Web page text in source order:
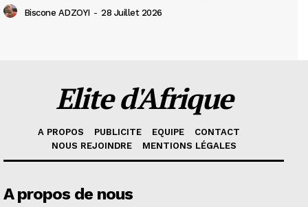
Biscone ADZOYI - 28 Juillet 2026
Elite d'Afrique
A PROPOS PUBLICITE EQUIPE
CONTACT
NOUS REJOINDRE
MENTIONS LÉGALES
A propos de nous